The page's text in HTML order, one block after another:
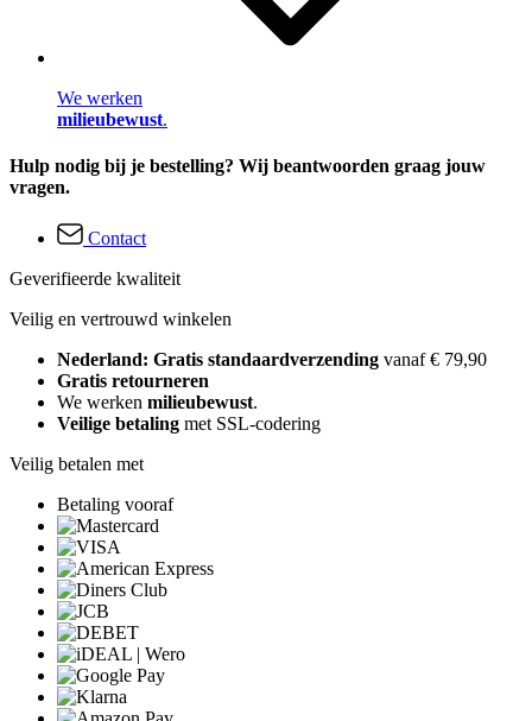
We werken
milieubewust.
Hulp nodig bij je bestelling? Wij beantwoorden graag jouw
vragen.
Contact
Geverifieerde kwaliteit
Veilig en vertrouwd winkelen
Nederland: Gratis standaardverzending vanaf € 79,90
Gratis retourneren
We werken milieubewust.
Veilige betaling met SSL-codering
Veilig betalen met
Betaling vooraf